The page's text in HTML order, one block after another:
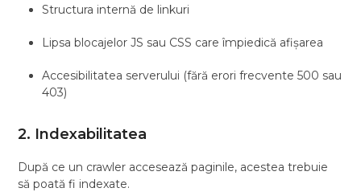
Structura internă de linkuri
Lipsa blocajelor JS sau CSS care împiedică afișarea
Accesibilitatea serverului (fără erori frecvente 500 sau
403)
2. Indexabilitatea
După ce un crawler accesează paginile, acestea trebuie
să poată fi indexate.